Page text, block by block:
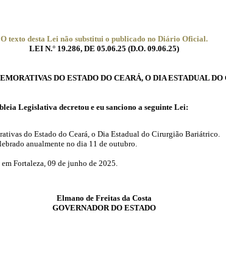
O texto desta Lei não substitui o publicado no Diário Oficial.
LEI N.° 19.286, DE 05.06.25 (D.O.09.06.25)
DO ESTADO DO CEARÁ, O DIA ESTADUAL
Legislativa decretou e eu sanciono a seguinte Lei:
do Estado do Ceará, o Dia Estadual do Cirurgião Bariátrico.
anualmente no dia 11 de outubro.
em Fortaleza, 09 de junho de 2025.
Elmano de Freitas da Costa
GOVERNADOR DO ESTADO